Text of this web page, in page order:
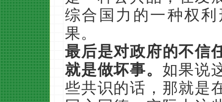
综合国力的一种权
果。
最后是对政府的不信
就是做坏事。 如果说
些共识的话，那就是